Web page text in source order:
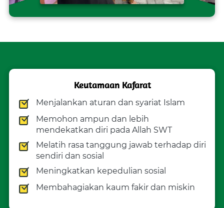
Keutamaan Kafarat
Menjalankan aturan dan syariat Islam
Memohon ampun dan lebih
mendekatkan diri pada Allah SWT
Melatih rasa tanggung jawab terhadap diri
sendiri dan sosial
Meningkatkan kepedulian sosial
Membahagiakan kaum fakir dan miskin